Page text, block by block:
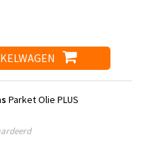
Parket Olie PLUS